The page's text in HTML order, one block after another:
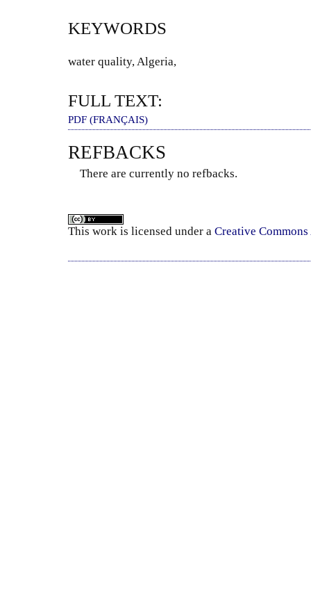
KEYWORDS
water quality, Algeria,
FULL TEXT:
PDF (FRANÇAIS)
REFBACKS
There are currently no refbacks.
This work is licensed under a Creative